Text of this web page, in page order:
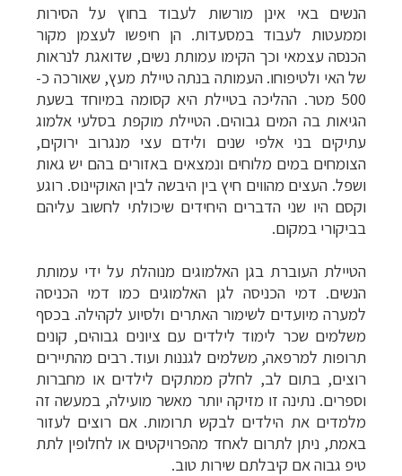
הנשים באי אינן מורשות לעבוד בחוץ על הסירות
וממעטות לעבוד במסעדות. הן חיפשו לעצמן מקור
הכנסה עצמאי וכך הקימו עמותת נשים, שדואגת לנראות
של האי ולטיפוחו. העמותה בנתה טיילת מעץ, שאורכה כ-
500 מטר. ההליכה בטיילת היא קסומה במיוחד בשעת
הגיאות בה המים גבוהים. הטיילת מוקפת בסלעי אלמוג
עתיקים בני אלפי שנים ולידם עצי מנגרוב ירוקים,
הצומחים במים מלוחים ונמצאים באזורים בהם יש גאות
ושפל. העצים מהווים חיץ בין היבשה לבין האוקיינוס. רוגע
וקסם היו שני הדברים היחידים שיכולתי לחשוב עליהם
בביקורי במקום.
הטיילת העוברת בגן האלמוגים מנוהלת על ידי עמותת
הנשים. דמי הכניסה לגן האלמוגים כמו דמי הכניסה
למערה מיועדים לשימור האתרים ולסיוע לקהילה. בכסף
משלמים שכר לימוד לילדים עם ציונים גבוהים, קונים
תרופות למרפאה, משלמים לגננות ועוד. רבים מהתיירים
רוצים, בתום לב, לחלק ממתקים לילדים או מחברות
וספרים. נתינה זו מזיקה יותר מאשר מועילה, במעשה זה
מלמדים את הילדים לבקש תרומות. אם רוצים לעזור
באמת, ניתן לתרום לאחד מהפרויקטים או לחלופין לתת
טיפ גבוה אם קיבלתם שירות טוב.